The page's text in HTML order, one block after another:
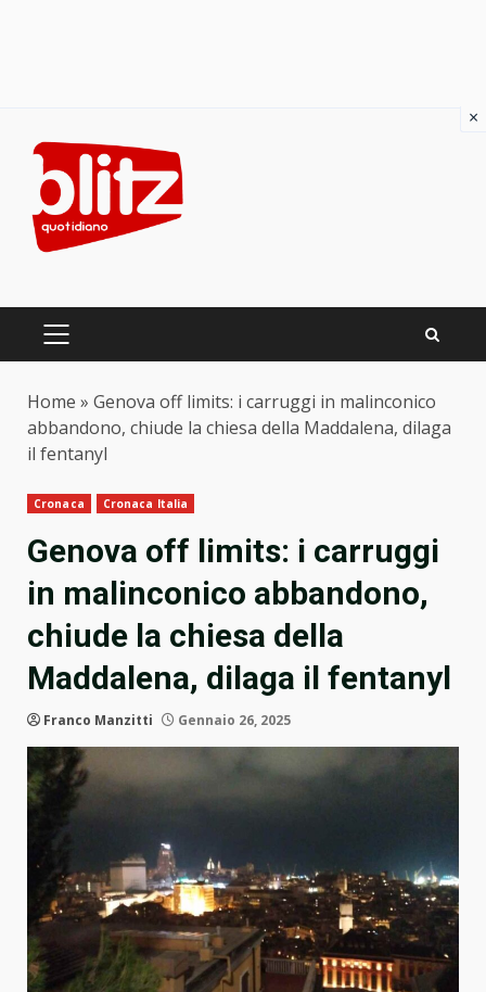
content
PRIMARY
Home » Genova off limits: i carruggi in malinconico
abbandono, chiude la chiesa della Maddalena, dilaga
il fentanyl
Cronaca Cronaca Italia
Genova off limits: i carruggi
in malinconico abbandono,
chiude la chiesa della
Maddalena, dilaga il fentanyl
Franco Manzitti Gennaio 26, 2025
×